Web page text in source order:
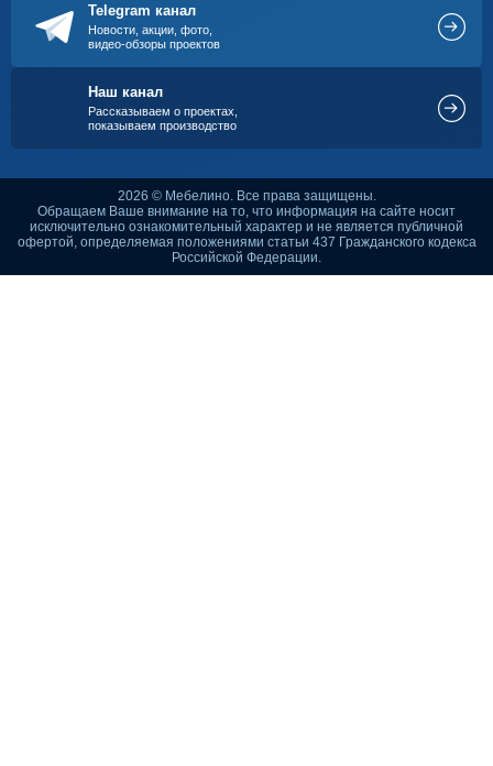
Telegram канал
Новости, акции, фото,
видео-обзоры проектов
Наш канал
Рассказываем о проектах,
показываем производство
2026 © Мебелино. Все права защищены.
Обращаем Ваше внимание на то, что информация на сайте носит
исключительно ознакомительный характер и не является публичной
офертой, определяемая положениями статьи 437 Гражданского кодекса
Российской Федерации.